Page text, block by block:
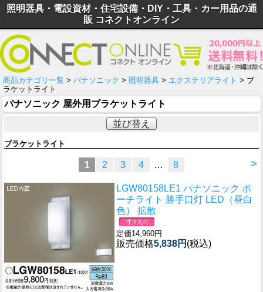
照明器具・電設資材・住宅設備・DIY・工具・カー用品の通
販 コネクトオンライン
商品カテゴリ一覧 > パナソニック > 照明器具 > エクステリアライト > ブ
ラケットライト
パナソニック 屋外用ブラケットライト
並び替え
ブラケットライト
>
1 2 3 4 … 8
LGW80158LE1 パナソニック ポ
ーチライト 勝手口灯 LED（昼白
色） 拡散
定価14,960円
販売価格5,838円 (税込)